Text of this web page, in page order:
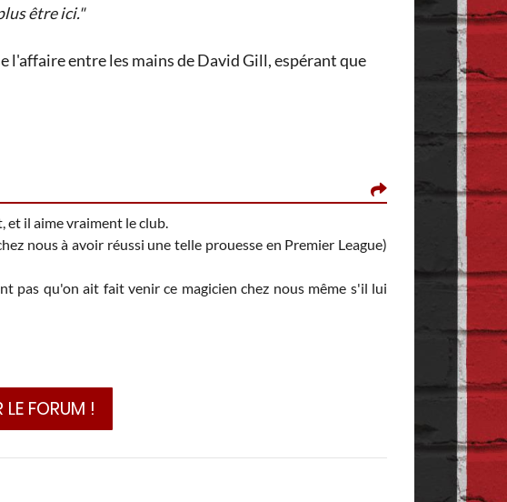
être ici."
l'affaire entre les mains de David Gill, espérant que
il aime vraiment le club.
nous à avoir réussi une telle prouesse en Premier League)
pas qu'on ait fait venir ce magicien chez nous même s'il lui
CUNS, LE 6
Il y a 15 heures,
Ce mec c'est
FORUM !